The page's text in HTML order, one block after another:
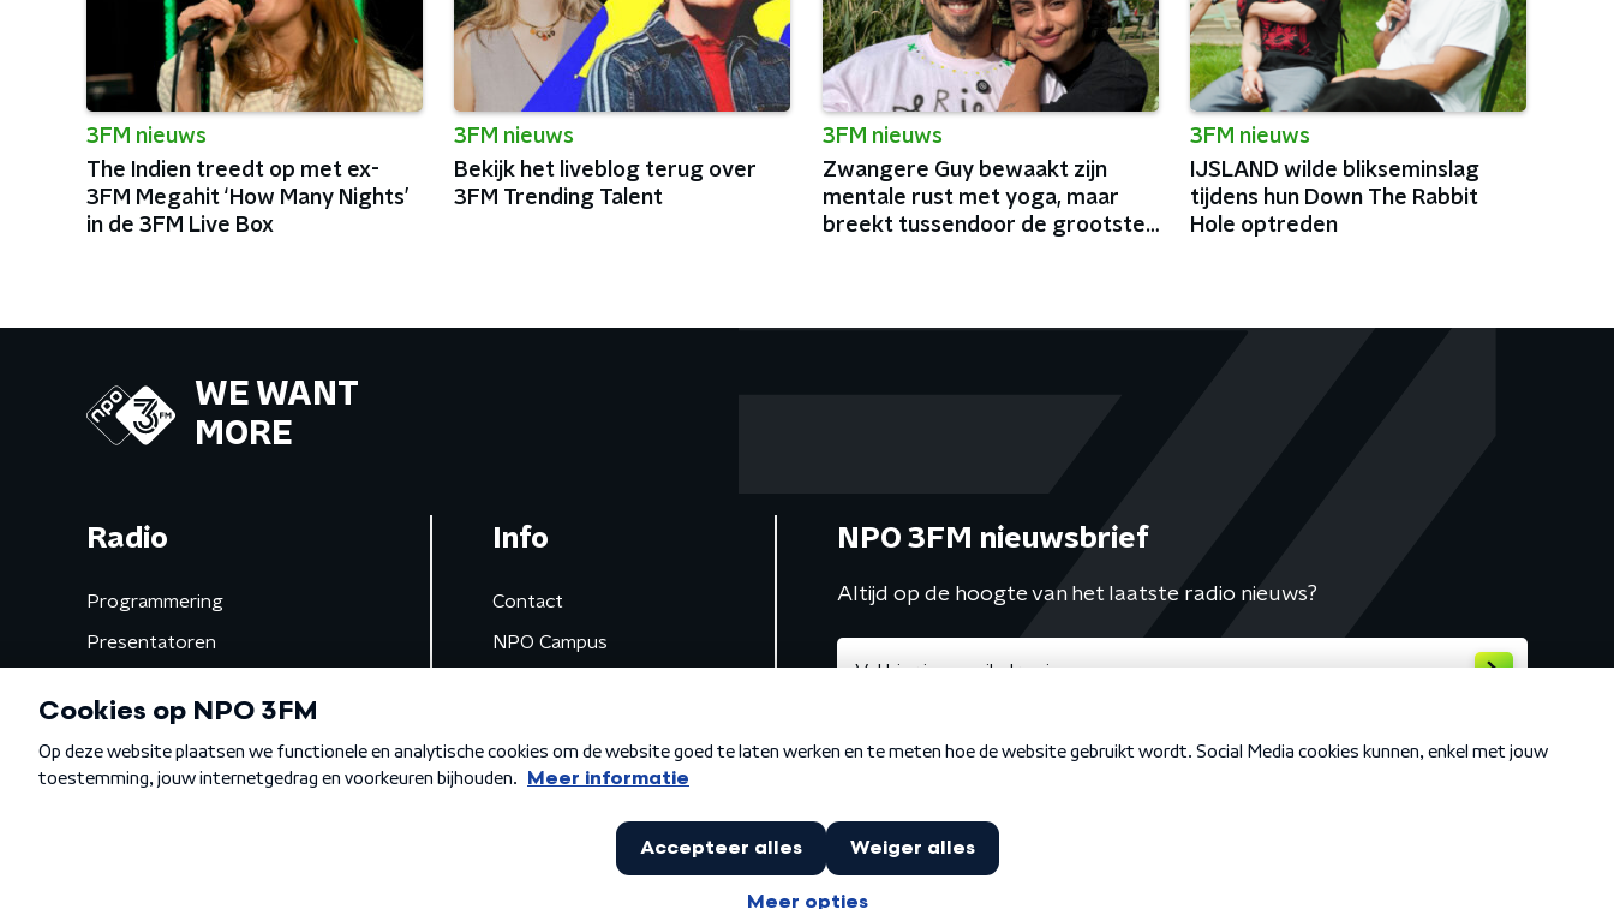
3FM nieuws
The Indien treedt op met ex-
3FM Megahit ‘How Many Nights’
in de 3FM Live Box
3FM nieuws
Bekijk het liveblog terug over
3FM Trending Talent
3FM nieuws
Zwangere Guy bewaakt zijn
mentale rust met yoga, maar
breekt tussendoor de grootste
3FM nieuws
IJSLAND wilde blikseminslag
tijdens hun Down The Rabbit
Hole optreden
WE WANT
MORE
Radio
Programmering
Presentatoren
Gemist
Info
Contact
NPO Campus
NPO 3FM nieuwsbrief
Altijd op de hoogte van het laatste radio nieuws?
Algemene voorwaarden Privacybeleid